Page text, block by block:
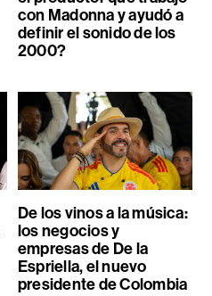
con Madonna y ayudó a
definir el sonido de los
2000?
De los vinos a la música:
los negocios y
empresas de De la
Espriella, el nuevo
presidente de Colombia